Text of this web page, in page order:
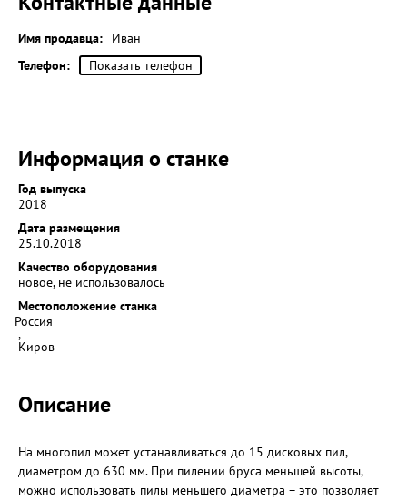
Имя продавца:
Иван
Телефон:
Показать телефон
Информация о станке
Год выпуска
2018
Дата размещения
25.10.2018
Качество оборудования
новое, не использовалось
Местоположение станка
Россия
,
Киров
Описание
На многопил может устанавливаться до 15 дисковых пил,
диаметром до 630 мм. При пилении бруса меньшей высоты,
можно использовать пилы меньшего диаметра – это позволяет